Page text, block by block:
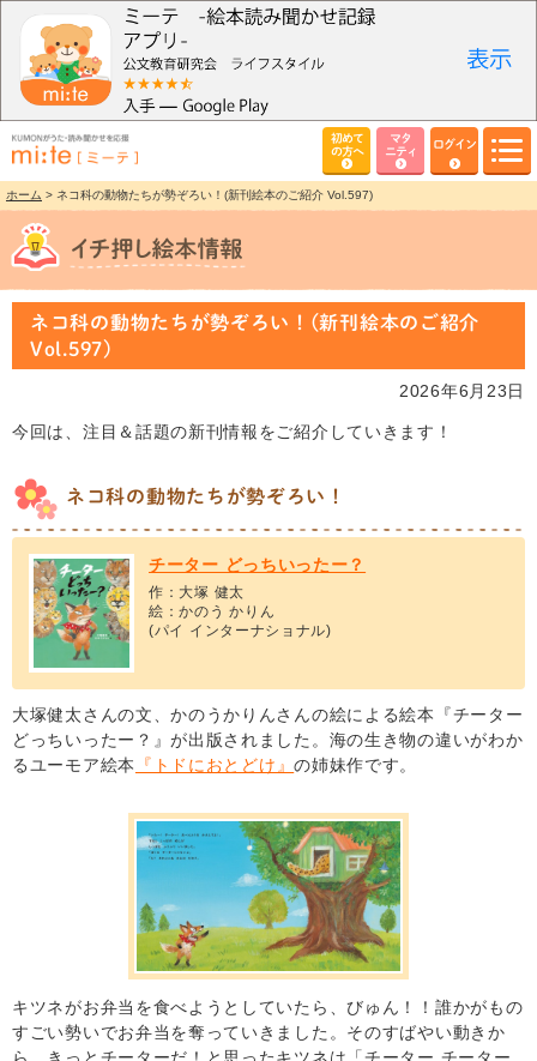
初めて
の方へ
マタ
ニティ
ログイン
ホーム > ネコ科の動物たちが勢ぞろい！(新刊絵本のご紹介 Vol.597)
ネコ科の動物たちが勢ぞろい！(新刊絵本のご紹介
Vol.597)
2026年6月23日
今回は、注目＆話題の新刊情報をご紹介していきます！
ネコ科の動物たちが勢ぞろい！
チーター どっちいったー？
作：大塚 健太
絵：かのう かりん
(パイ インターナショナル)
大塚健太さんの文、かのうかりんさんの絵による絵本『チーター
どっちいったー？』が出版されました。海の生き物の違いがわか
るユーモア絵本
『トドにおとどけ』の姉妹作です。
キツネがお弁当を食べようとしていたら、びゅん！！誰かがもの
すごい勢いでお弁当を奪っていきました。そのすばやい動きか